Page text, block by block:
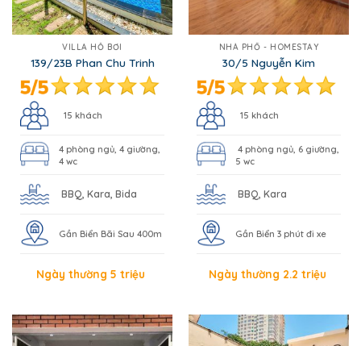
VILLA HỒ BƠI
139/23B Phan Chu Trinh
15 khách
4 phòng ngủ, 4 giường,
4 wc
BBQ, Kara, Bida
Gần Biển Bãi Sau 400m
Ngày thường 5 triệu
NHÀ PHỐ - HOMESTAY
30/5 Nguyễn Kim
15 khách
4 phòng ngủ, 6 giường,
5 wc
BBQ, Kara
Gần Biển 3 phút đi xe
Ngày thường 2.2 triệu